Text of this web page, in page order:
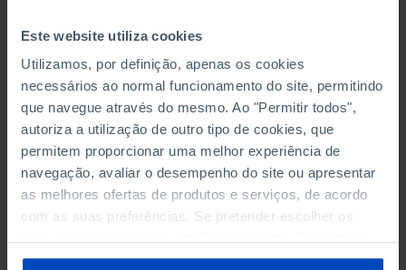
Este website utiliza cookies
Utilizamos, por definição, apenas os cookies
necessários ao normal funcionamento do site, permitindo
que navegue através do mesmo. Ao "Permitir todos",
autoriza a utilização de outro tipo de cookies, que
permitem proporcionar uma melhor experiência de
navegação, avaliar o desempenho do site ou apresentar
as melhores ofertas de produtos e serviços, de acordo
com as suas preferências. Se pretender escolher os
sobre cookies através da gestão de preferências ou da
Direito
Expressão com diversos significados, mas
que genericamente tanto pode significar uma
posição subjectiva em que um determinado
cidadão se apresenta como titular de um
os outros (cidadãos, Estado, organizações,